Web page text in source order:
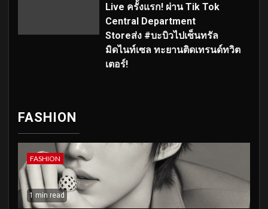
Live ครั้งแรก! ผ่าน Tik Tok
Central Department
Storeส่ง #บะบิวไปเซ็นทรัล
มิดไนท์เซล ทะยานติดเทรนด์ทวิต
เตอร์!
FASHION
FASHION
1 min read